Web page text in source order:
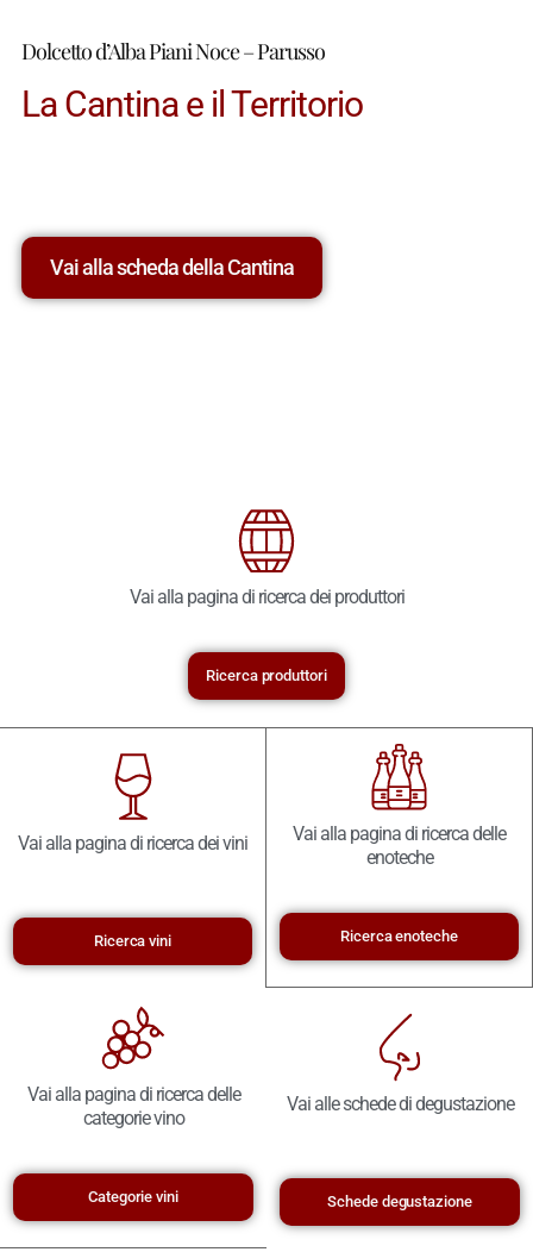
Dolcetto d’Alba Piani Noce – Parusso
La Cantina e il Territorio
Vai alla scheda della Cantina
Vai alla pagina di ricerca dei produttori
Ricerca produttori
Vai alla pagina di ricerca dei vini
Ricerca vini
Vai alla pagina di ricerca delle
enoteche
Ricerca enoteche
Vai alla pagina di ricerca delle
categorie vino
Categorie vini
Vai alle schede di degustazione
Schede degustazione